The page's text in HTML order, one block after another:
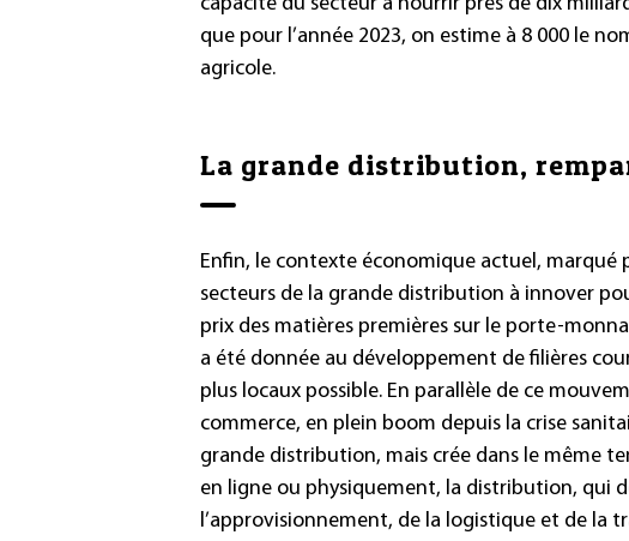
capacité du secteur à nourrir près de dix
que pour l’année 2023, on estime à 8 000 le
agricole.
La grande distribution,
Enfin, le contexte économique actuel,
secteurs de la grande distribution à innover
prix des matières premières sur le porte-
a été donnée au développement de filières
plus locaux possible. En parallèle de ce
commerce, en plein boom depuis la crise
grande distribution, mais crée dans le même
en ligne ou physiquement, la distribution, qui
l’approvisionnement, de la logistique et de la